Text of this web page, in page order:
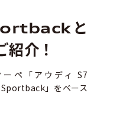
と
紹介！
ペ「アウディ S7
」をベース